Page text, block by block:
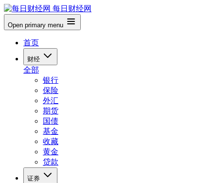
每日财经网
Open primary menu
首页
财经
全部
银行
保险
外汇
期货
国债
基金
收藏
黄金
贷款
证券